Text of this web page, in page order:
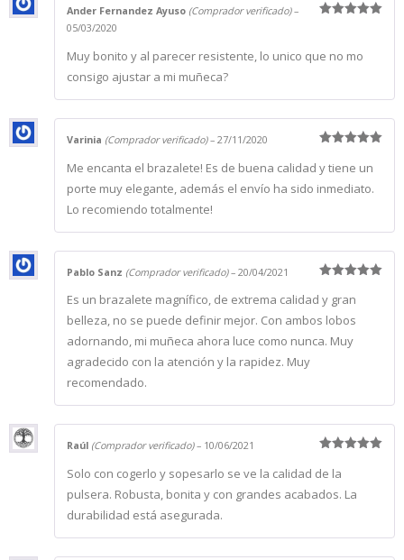
Ander Fernandez Ayuso (Comprador verificado) –
05/03/2020
Muy bonito y al parecer resistente, lo unico que no mo
consigo ajustar a mi muñeca?
con5de 5
Varinia (Comprador verificado) – 27/11/2020
Me encanta el brazalete! Es de buena calidad y tiene un
porte muy elegante, además el envío ha sido inmediato.
Lo recomiendo totalmente!
con5de 5
Pablo Sanz (Comprador verificado) – 20/04/2021
Es un brazalete magnífico, de extrema calidad y gran
belleza, no se puede definir mejor. Con ambos lobos
adornando, mi muñeca ahora luce como nunca. Muy
agradecido con la atención y la rapidez. Muy
recomendado.
con
Raúl (Comprador verificado) – 10/06/2021
Solo con cogerlo y sopesarlo se ve la calidad de la
pulsera. Robusta, bonita y con grandes acabados. La
durabilidad está asegurada.